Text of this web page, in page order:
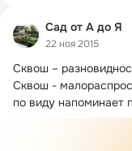
Сад от А до Я
22 ноя 2015
Сквош –
Сквош -
по виду напоминает